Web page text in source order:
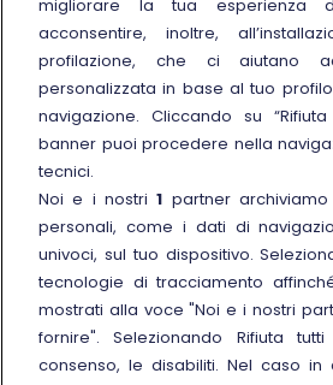
Sostenibilità
Trenitalia for Business
Manuale di Conservazione
Link esterno
Carriere
Link esterno
La Freccia Mag
Link esterno
Noleggia un treno charter
Viaggi di gruppo
migliorare la tua esperienza
acconsentire, inoltre,
profilazione, che ci aiutano
personalizzata in base al tuo
navigazione. Cliccando su
banner puoi procedere nella
tecnici.
Noi e i nostri1 partner
personali, come i dati di
univoci, sul tuo dispositivo.
tecnologie di tracciamento
mostrati alla voce "Noi e i nostri
fornire". Selezionando Rifiuta
consenso, le disabiliti. Nel caso in